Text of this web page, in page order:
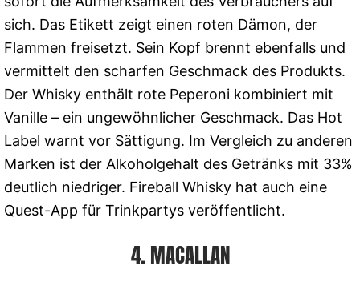
sich. Das Etikett zeigt einen roten Dämon, der
Flammen freisetzt. Sein Kopf brennt ebenfalls und
vermittelt den scharfen Geschmack des Produkts.
Der Whisky enthält rote Peperoni kombiniert mit
Vanille – ein ungewöhnlicher Geschmack. Das Hot
Label warnt vor Sättigung. Im Vergleich zu anderen
Marken ist der Alkoholgehalt des Getränks mit 33%
deutlich niedriger. Fireball Whisky hat auch eine
Quest-App für Trinkpartys veröffentlicht.
4. MACALLAN